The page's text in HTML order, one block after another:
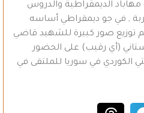
الديمقراطية والدروس
, في جو ديمقراطي أساسه
تم توزيع صور كبيرة للشهيد قاضي
(أي رقيب) على الحضور
الكوردي في سوريا للملتقى في